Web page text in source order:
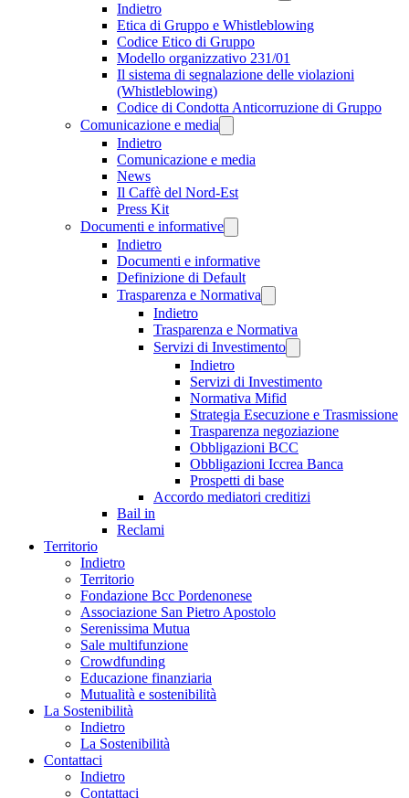
Indietro
Etica di Gruppo e Whistleblowing
Codice Etico di Gruppo
Modello organizzativo 231/01
Il sistema di segnalazione delle violazioni
(Whistleblowing)
Codice di Condotta Anticorruzione di Gruppo
Comunicazione e media
Indietro
Comunicazione e media
News
Il Caffè del Nord-Est
Press Kit
Documenti e informative
Indietro
Documenti e informative
Definizione di Default
Trasparenza e Normativa
Indietro
Trasparenza e Normativa
Servizi di Investimento
Indietro
Servizi di Investimento
Normativa Mifid
Strategia Esecuzione e Trasmissione
Trasparenza negoziazione
Obbligazioni BCC
Obbligazioni Iccrea Banca
Prospetti di base
Accordo mediatori creditizi
Bail in
Reclami
Territorio
Indietro
Territorio
Fondazione Bcc Pordenonese
Associazione San Pietro Apostolo
Serenissima Mutua
Sale multifunzione
Crowdfunding
Educazione finanziaria
Mutualità e sostenibilità
La Sostenibilità
Indietro
La Sostenibilità
Contattaci
Indietro
Contattaci